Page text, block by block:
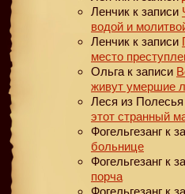
Ленчик к записи
водой и
Ленчик к записи
место
Ольга к записи
живут умершие
Леся из Полесья
этот странный
Фогельгезанг к
больнице
Фогельгезанг к
порча
Фогельгезанг к